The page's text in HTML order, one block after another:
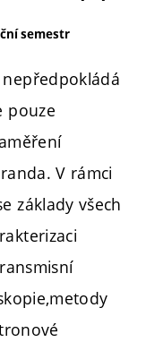
semestr
pouze
V rámci
základy všech